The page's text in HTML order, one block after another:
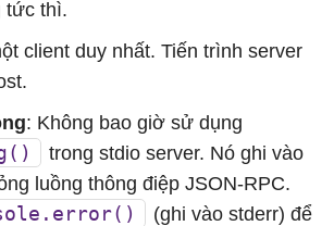
tức thì.
client duy nhất. Tiến trình server
: Không bao giờ sử dụng
trong stdio server. Nó ghi vào
luồng thông điệp JSON-RPC.
(ghi vào stderr) để